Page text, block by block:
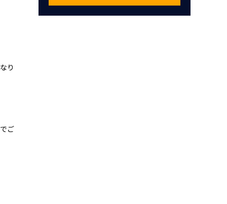
り
ご